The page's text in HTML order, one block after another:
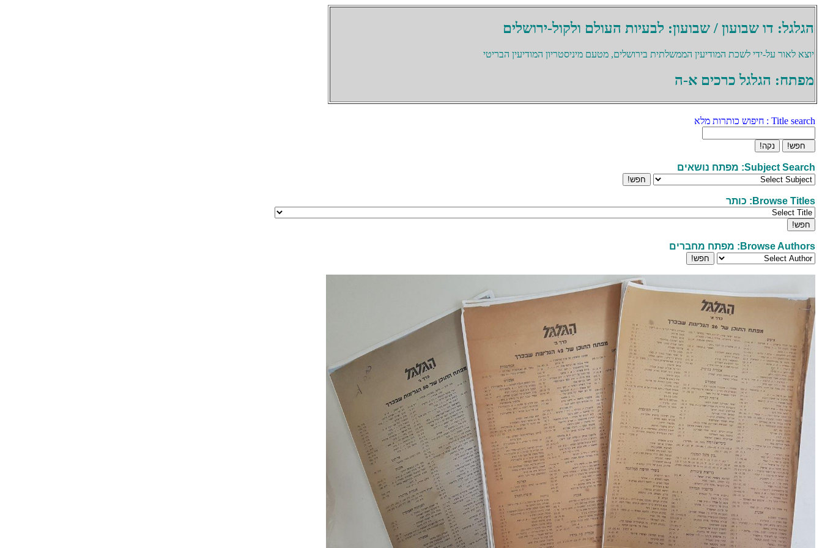
הגלגל: דו שבועון / שבועון: לבעיות העולם ולקול-ירושלים
יוצא לאור על-ידי לשכת המודיעין הממשלתית בירושלים, מטעם מיניסטריון המודיעין הבריטי
מפתח: הגלגל כרכים א-ה
Title search : חיפוש כותרות מלא
Subject Search: מפתח נושאים
Browse Titles: כותר
Browse Authors: מפתח מחברים